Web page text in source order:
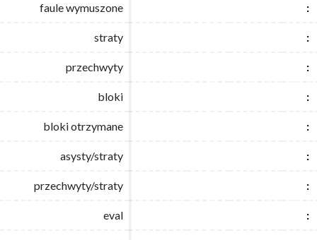
faule wymuszone :
straty :
przechwyty :
bloki :
bloki otrzymane :
asysty/straty :
przechwyty/straty :
eval :
faule wymuszone :
straty :
przechwyty :
bloki :
bloki otrzymane :
asysty/straty :
przechwyty/straty :
eval :